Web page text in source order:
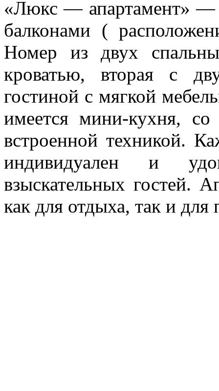
«Люкс — апартамент» —
балконами (
Номер из двух
кроватью, вторая с
гостиной с мягкой
имеется мини-кухня,
встроенной техникой.
индивидуален и
взыскательных гостей.
как для отдыха, так и для